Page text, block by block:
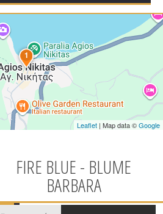
1
Leaflet | Map data ©Google
FIRE BLUE - BLUME
BARBARA